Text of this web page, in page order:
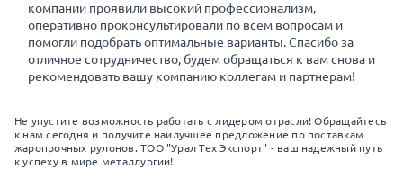
компании проявили высокий профессионализм,
оперативно проконсультировали по всем вопросам и
помогли подобрать оптимальные варианты. Спасибо за
отличное сотрудничество, будем обращаться к вам снова и
рекомендовать вашу компанию коллегам и партнерам!
Не упустите возможность работать с лидером отрасли! Обращайтесь
к нам сегодня и получите наилучшее предложение по поставкам
жаропрочных рулонов. ТОО "Урал Тех Экспорт" - ваш надежный путь
к успеху в мире металлургии!